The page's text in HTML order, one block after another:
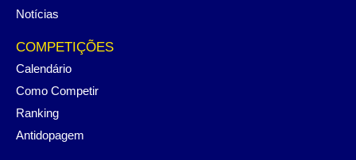
Notícias
COMPETIÇÕES
Calendário
Como Competir
Ranking
Antidopagem